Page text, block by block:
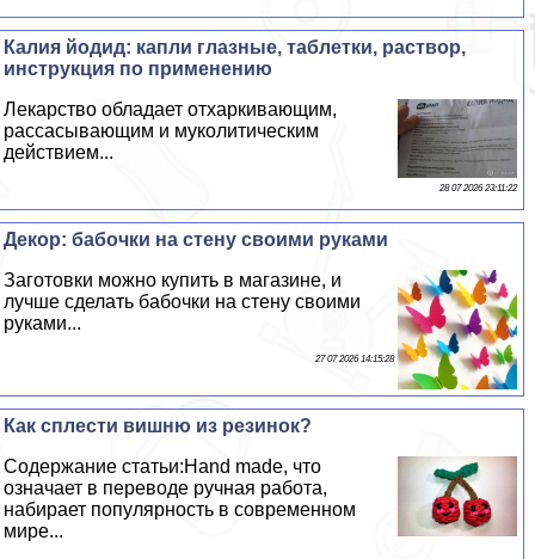
Калия йодид: капли глазные, таблетки, раствор,
инструкция по применению
Лекарство обладает отхаркивающим,
рассасывающим и муколитическим
действием...
28 07 2026 23:11:22
Декор: бабочки на стену своими руками
Заготовки можно купить в магазине, и
лучше сделать бабочки на стену своими
руками...
27 07 2026 14:15:28
Как сплести вишню из резинок?
Содержание статьи:Hand made, что
означает в переводе ручная работа,
набирает популярность в современном
мире...